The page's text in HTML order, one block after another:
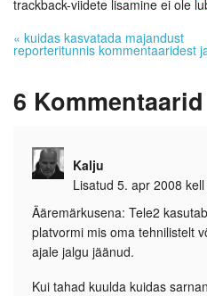
trackback-viidete lisamine ei ole
« kuidas kasvatada majandust
reporteritunnis kommentaaridest
6 Kommentaarid
Kalju
Lisatud 5. apr 2008
Ääremärkusena: Tele2
platvormi mis oma tehnilistelt
ajale jalgu jäänud.
Kui tahad kuulda kuidas